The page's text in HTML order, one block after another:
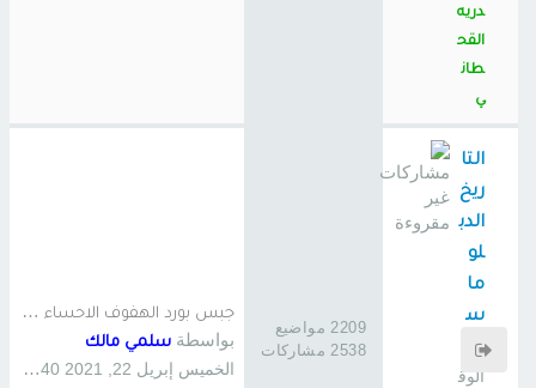
دريه
القح
طان
ي
التا
ريخ
الدب
لو
ما
س
ي
الوق
2209 مواضيع
2538 مشاركات
ج
بس بورد الهفوف الاحساء , ترك…
بواسطة سلمي مالك
الخميس إبريل 22, 2021 4:40 am